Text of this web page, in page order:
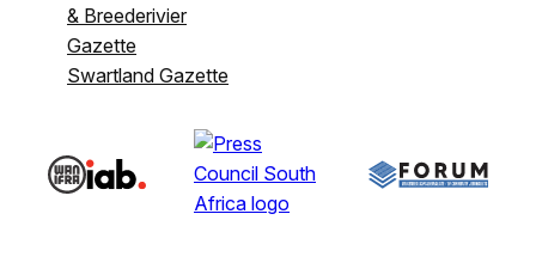
& Breederivier
Gazette
Swartland Gazette